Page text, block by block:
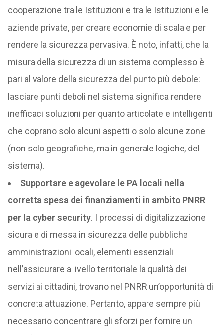
cooperazione tra le Istituzioni e tra le Istituzioni e le
aziende private, per creare economie di scala e per
rendere la sicurezza pervasiva. È noto, infatti, che la
misura della sicurezza di un sistema complesso è
pari al valore della sicurezza del punto più debole:
lasciare punti deboli nel sistema significa rendere
inefficaci soluzioni per quanto articolate e intelligenti
che coprano solo alcuni aspetti o solo alcune zone
(non solo geografiche, ma in generale logiche, del
sistema).
Supportare e agevolare le PA locali nella
corretta spesa dei finanziamenti in ambito PNRR
per la cyber security. I processi di digitalizzazione
sicura e di messa in sicurezza delle pubbliche
amministrazioni locali, elementi essenziali
nell’assicurare a livello territoriale la qualità dei
servizi ai cittadini, trovano nel PNRR un’opportunità di
concreta attuazione. Pertanto, appare sempre più
necessario concentrare gli sforzi per fornire un